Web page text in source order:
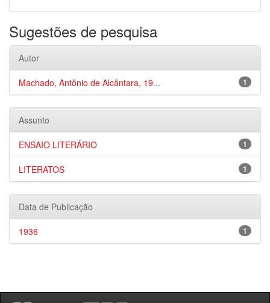
Sugestões de pesquisa
Autor
1
Machado, Antônio de Alcântara, 19...
Assunto
1
ENSAIO LITERÁRIO
1
LITERATOS
Data de Publicação
1
1936